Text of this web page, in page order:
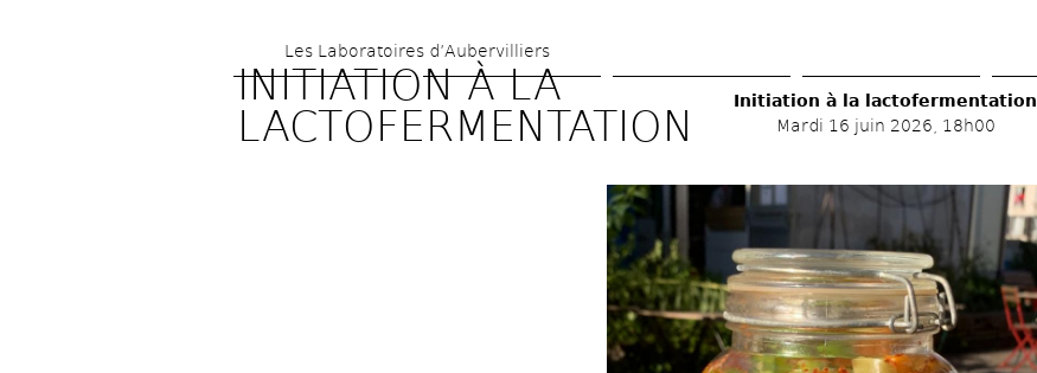
contenu
principal
Les Laboratoires d’Aubervilliers
INITIATION À LA
LACTOFERMENTATION
Initiation à la lactofermentation
Mardi 16 juin 2026, 18h00